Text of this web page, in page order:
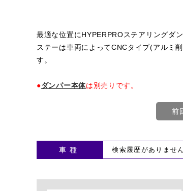
最適な位置にHYPERPROステアリングダ
ステーは車両によってCNCタイプ(アルミ
す。
●ダンパー本体は別売りです。
前
車種